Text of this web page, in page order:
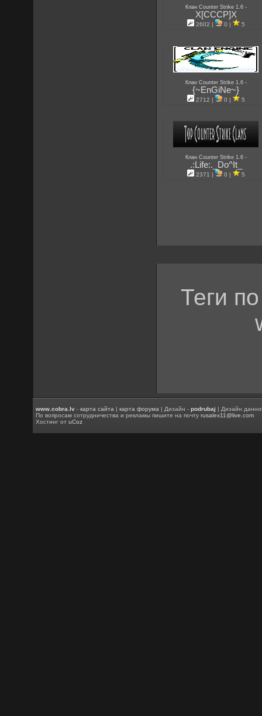
Клан Counter Strike 1.6 -
X[CCCP]X
2602 | 0 | 5
Клан Counter Strike 1.6 -
{~EnGiNe~}
2712 | 0 | 5
Клан Counter Strike 1.6 -
.:Life:._Do^It_
2371 | 0 | 5
Теги
www.cobra.lv -карта сайта |карта форума | Дизайн -podrubaj | Дизайн
По вопросам сотрудничества и рекламы пишите на почтуrusalex11@live.com
Хостинг отuCoz